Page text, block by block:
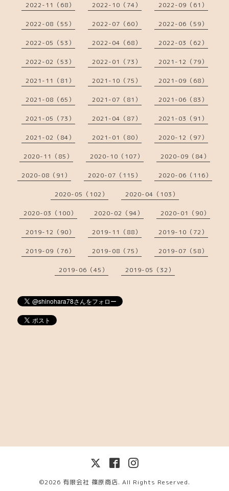
2022-11（68） 2022-10（74） 2022-09（61）
2022-08（55） 2022-07（60） 2022-06（59）
2022-05（53） 2022-04（68） 2022-03（62）
2022-02（53） 2022-01（73） 2021-12（79）
2021-11（81） 2021-10（75） 2021-09（68）
2021-08（65） 2021-07（81） 2021-06（83）
2021-05（73） 2021-04（87） 2021-03（91）
2021-02（84） 2021-01（80） 2020-12（97）
2020-11（85） 2020-10（107） 2020-09（84）
2020-08（91） 2020-07（115） 2020-06（116）
2020-05（102） 2020-04（103）
2020-03（100） 2020-02（94） 2020-01（90）
2019-12（90） 2019-11（88） 2019-10（72）
2019-09（76） 2019-08（75） 2019-07（58）
2019-06（45） 2019-05（32）
©2026 有限会社 篠原商店. All Rights Reserved.